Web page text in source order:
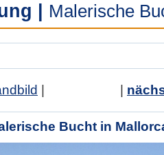
Malerische
Bucht in